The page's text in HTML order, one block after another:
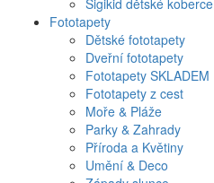
Sigikid dětské koberce
Fototapety
Dětské fototapety
Dveřní fototapety
Fototapety SKLADEM
Fototapety z cest
Moře & Pláže
Parky & Zahrady
Příroda a Květiny
Umění & Deco